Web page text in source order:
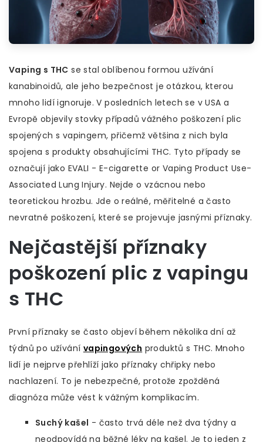
Vaping s THC se stal oblíbenou formou užívání
kanabinoidů, ale jeho bezpečnost je otázkou, kterou
mnoho lidí ignoruje. V posledních letech se v USA a
Evropě objevily stovky případů vážného poškození plic
spojených s vapingem, přičemž většina z nich byla
spojena s produkty obsahujícími THC. Tyto případy se
označují jako EVALI - E-cigarette or Vaping Product Use-
Associated Lung Injury. Nejde o vzácnou nebo
teoretickou hrozbu. Jde o reálné, měřitelné a často
nevratné poškození, které se projevuje jasnými příznaky.
Nejčastější příznaky
poškození plic z vapingu
s THC
První příznaky se často objeví během několika dní až
týdnů po užívání vapingových produktů s THC. Mnoho
lidí je nejprve přehlíží jako příznaky chřipky nebo
nachlazení. To je nebezpečné, protože zpožděná
diagnóza může vést k vážným komplikacím.
Suchý kašel - často trvá déle než dva týdny a
neodpovídá na běžné léky na kašel. Je to jeden z